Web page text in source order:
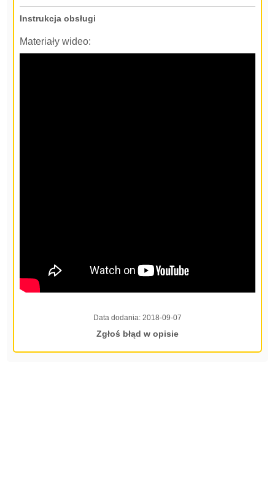
Instrukcja obsługi
Materiały wideo:
Data dodania: 2018-09-07
Zgłoś błąd w opisie